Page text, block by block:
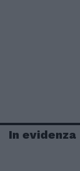
In evidenza